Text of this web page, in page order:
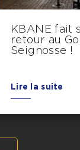
KBANE fait
retour au
Seignosse !
Lire la suite